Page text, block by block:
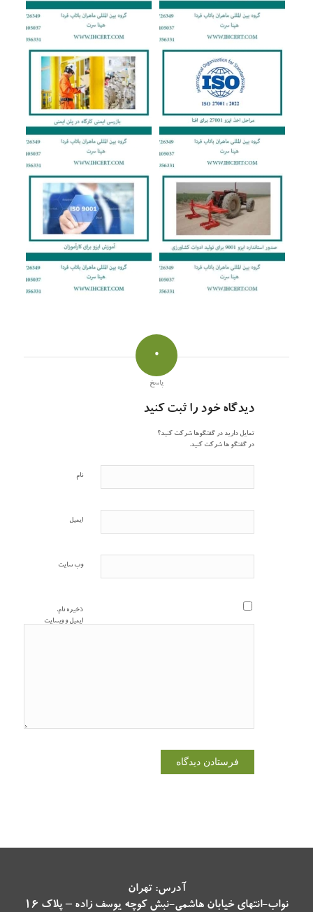
0
پاسخ
دیدگاه خود را ثبت کنید
تمایل دارید در گفتگوها شرکت کنید؟
در گفتگو ها شرکت کنید.
نام
ایمیل
وب‌ سایت
ذخیره نام،
ایمیل و وبسایت
آدرس: تهران
نواب-انتهای خیابان هاشمی-نبش کوچه یوسف زاده – پلاک 16